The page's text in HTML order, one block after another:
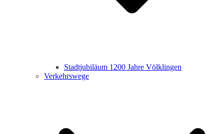
Stadtjubiläum 1200 Jahre Völklingen
Verkehrswege